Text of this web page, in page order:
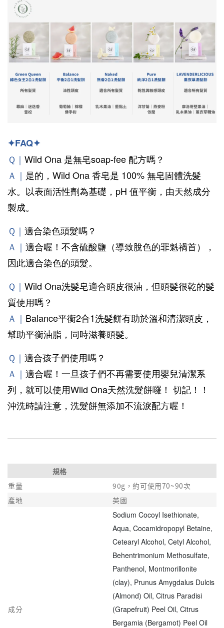
✦FAQ✦
Ｑ｜ Wild Ona 是無皂soap-fee 配方嗎？
Ａ｜ 是的，Wild Ona 香皂是 100% 無皂固體洗髮
水。以表面活性劑為基礎，pH 值平衡，由天然成分
製成。
Ｑ｜ 適合染色頭髮嗎？
Ａ｜ 適合喔！不含硫酸鹽（導致脫色的罪魁禍首），
因此適合染色的頭髮。
Ｑ｜ Wild Ona洗髮皂適合頭皮很油，但頭髮很乾的髮
質使用嗎？
Ａ｜ Balance平衡2合1洗髮餅有助於溫和清潔頭皮，
幫助平衡油脂，同時滋養頭髮。
Ｑ｜ 適合孩子們使用嗎？
Ａ｜ 適合喔！一旦孩子們不再需要使用嬰兒清潔系
列，就可以使用Wild Ona天然洗髮餅囉！ 切記！！
沖洗時請注意，洗髮餅無添加不流淚配方喔！
規格
重量
90g，約可使用70~90次
產地
英國
成分
Sodium Cocoyl Isethionate,
Aqua, Cocamidropopyl Betaine,
Cetearyl Alcohol, Cetyl Alcohol,
Behentrimonium Methosulfate,
Panthenol, Montmorillonite
(clay), Prunus Amygdalus Dulcis
(Almond) Oil, Citrus Paradisi
(Grapefruit) Peel Oil, Citrus
Bergamia (Bergamot) Peel Oil